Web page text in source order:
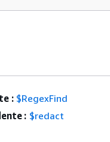
: $RegexFind
: $redact